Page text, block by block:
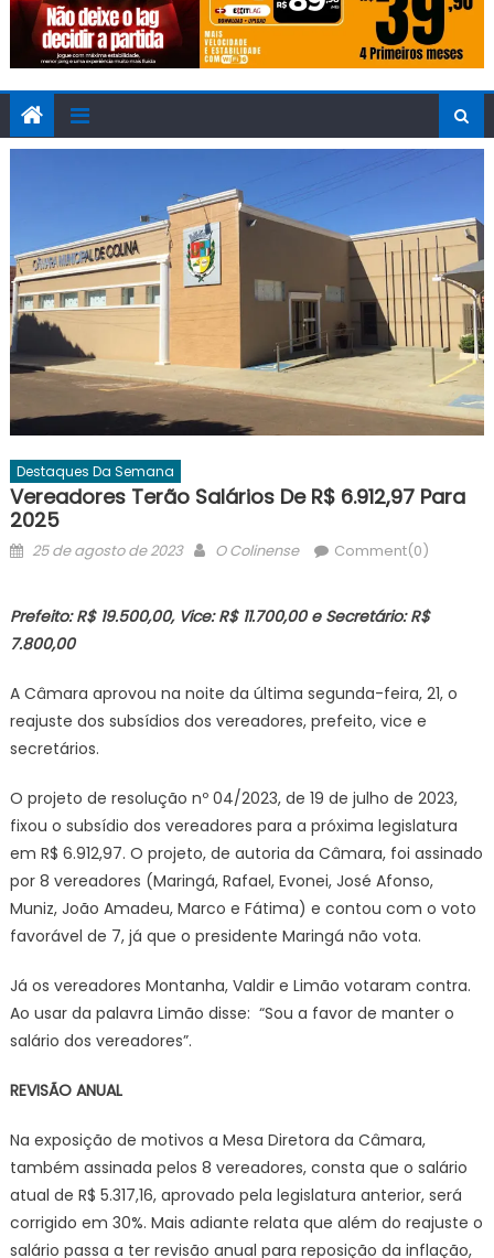
Destaques Da Semana
Vereadores Terão Salários De R$ 6.912,97 Para
2025
Posted
25 de agosto de 2023 Author
O Colinense Comment(0)
Prefeito: R$ 19.500,00, Vice: R$ 11.700,00 e Secretário: R$
7.800,00
A Câmara aprovou na noite da última segunda-feira, 21, o
reajuste dos subsídios dos vereadores, prefeito, vice e
secretários.
O projeto de resolução nº 04/2023, de 19 de julho de 2023,
fixou o subsídio dos vereadores para a próxima legislatura
em R$ 6.912,97. O projeto, de autoria da Câmara, foi assinado
por 8 vereadores (Maringá, Rafael, Evonei, José Afonso,
Muniz, João Amadeu, Marco e Fátima) e contou com o voto
favorável de 7, já que o presidente Maringá não vota.
Já os vereadores Montanha, Valdir e Limão votaram contra.
Ao usar da palavra Limão disse: “Sou a favor de manter o
salário dos vereadores”.
REVISÃO ANUAL
Na exposição de motivos a Mesa Diretora da Câmara,
também assinada pelos 8 vereadores, consta que o salário
atual de R$ 5.317,16, aprovado pela legislatura anterior, será
corrigido em 30%. Mais adiante relata que além do reajuste o
salário passa a ter revisão anual para reposição da inflação,